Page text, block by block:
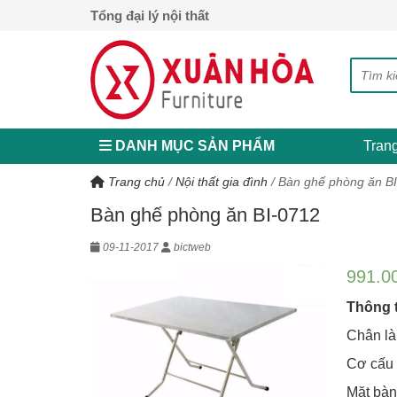
Tổng đại lý nội thất
DANH MỤC SẢN PHẨM
Trang chủ /Nội thất gia đình /Bàn ghế phòng ăn
Bàn ghế phòng ăn BI-0712
09-11-2017 bictweb
Thông
Chân
Cơ cấu
Mặt